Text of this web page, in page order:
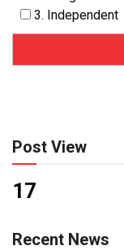
3. Independent
Post View
17
Recent News